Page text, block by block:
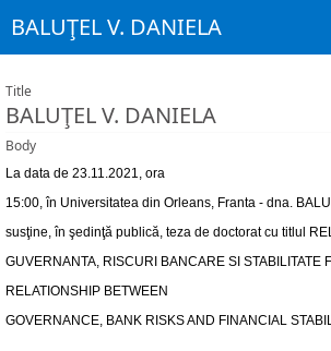
BALUŢEL V. DANIELA
Title
BALUŢEL V. DANIELA
Body
La data de 23.11.2021, ora
15:00, în Universitatea din Orleans, Franta - dna.
susţine, în şedinţă publică, teza de doctorat cu titlul
GUVERNANTA, RISCURI BANCARE SI STABILITATE
RELATIONSHIP BETWEEN
GOVERNANCE, BANK RISKS AND FINANCIAL